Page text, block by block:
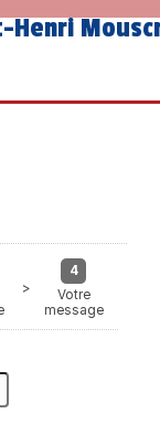
Henri